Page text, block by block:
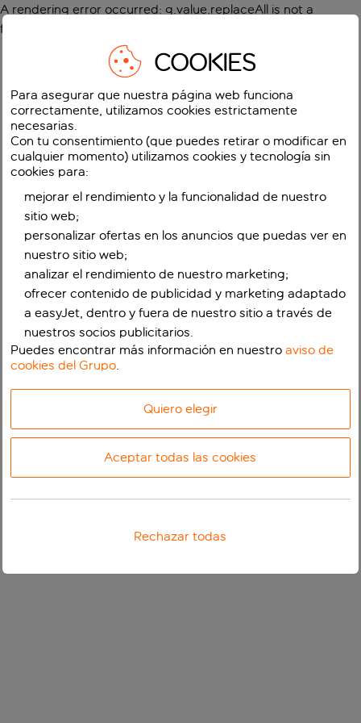
A rendering error occurred: g.value.replaceAll is not a
function
COOKIES
Para asegurar que nuestra página web funciona
correctamente, utilizamos cookies estrictamente
necesarias.
Con tu consentimiento (que puedes retirar o modificar en
cualquier momento) utilizamos cookies y tecnología sin
cookies para:
mejorar el rendimiento y la funcionalidad de nuestro
sitio web;
personalizar ofertas en los anuncios que puedas ver en
nuestro sitio web;
analizar el rendimiento de nuestro marketing;
ofrecer contenido de publicidad y marketing adaptado
a easyJet, dentro y fuera de nuestro sitio a través de
nuestros socios publicitarios.
Puedes encontrar más información en nuestroaviso de
cookies del Grupo.
Quiero elegir
Aceptar todas las cookies
Rechazar todas